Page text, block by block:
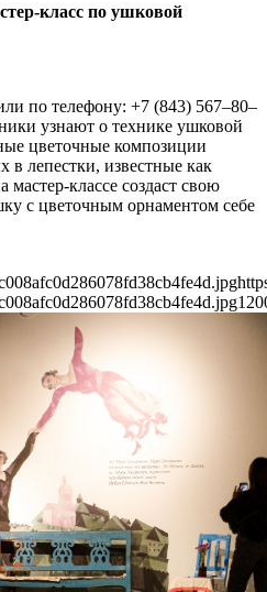
класс по ушковой
по телефону: +7 (843) 567–80–
узнают о технике ушковой
цветочные композиции
в лепестки, известные как
классе создаст свою
с цветочным орнаментом себе